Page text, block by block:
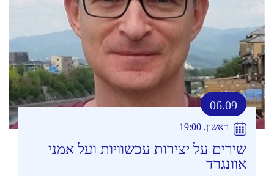
06.09
ראשון, 19:00
שירים על יצירות עכשוויות ועל אמני
אוונגרד